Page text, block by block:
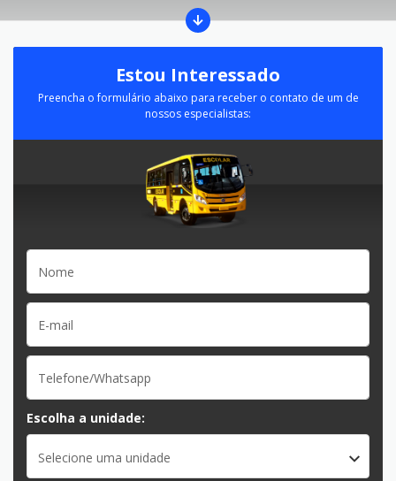
Estou Interessado
Preencha o formulário abaixo para receber o contato de um de
nossos especialistas:
Escolha a unidade:
Selecione uma unidade